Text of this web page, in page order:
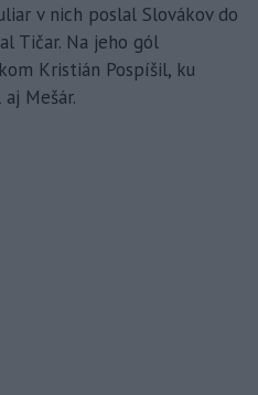
v nich poslal Slovákov do
Tičar. Na jeho gól
Kristián Pospíšil, ku
Mešár.